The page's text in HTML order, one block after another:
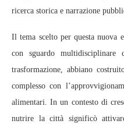
ricerca storica e narrazione
Il tema scelto per questa nuova
con sguardo
trasformazione, abbiano
complesso con
alimentari. In un contesto di
nutrire la città significò